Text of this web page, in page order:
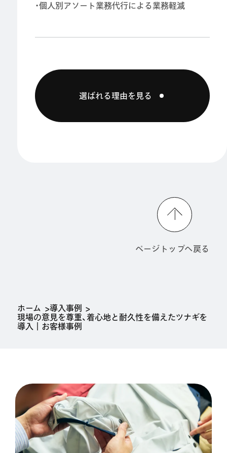
・個人別アソート業務代行による業務軽減
選ばれる理由を見る
ホーム
導入事例
現場の意見を尊重、着心地と耐久性を備えたツナギを
導入｜お客様事例
ページトップへ戻る